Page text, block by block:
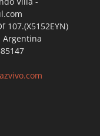
107.(X5152EYN)
Argentina